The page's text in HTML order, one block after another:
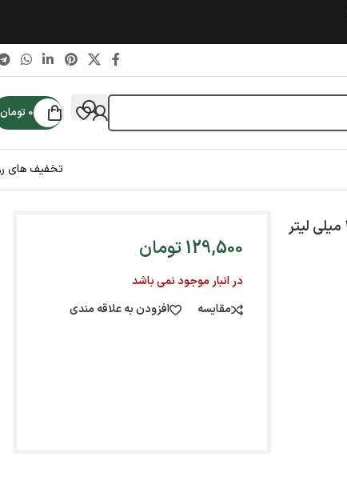
0 تومان
تخفیف های
129,500تومان
در انبار موجود نمی باشد
مقایسه
افزودن به علاقه مندی